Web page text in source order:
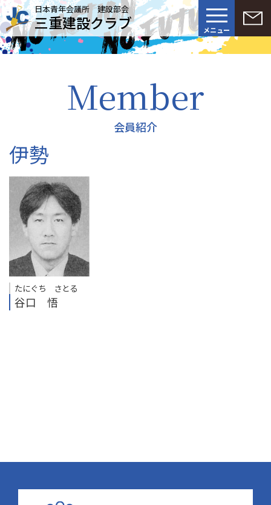
日本青年会議所 建設部会
三重建設クラブ メニュー
Member
会員紹介
伊勢
たにぐち さとる
谷口 悟